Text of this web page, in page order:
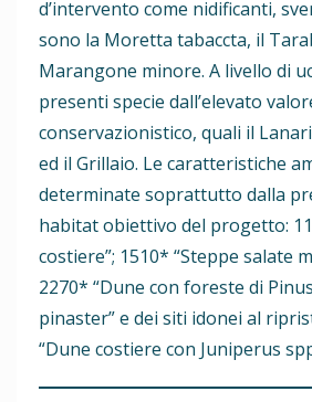
d’intervento come nidificanti,
sono la Moretta tabaccta, il
Marangone minore. A livello di
presenti specie dall’elevato
conservazionistico, quali il
ed il Grillaio. Le caratteristiche
determinate soprattutto dalla
habitat obiettivo del progetto:
costiere”; 1510* “Steppe salate
2270* “Dune con foreste di
pinaster” e dei siti idonei al
“Dune costiere con Juniperus